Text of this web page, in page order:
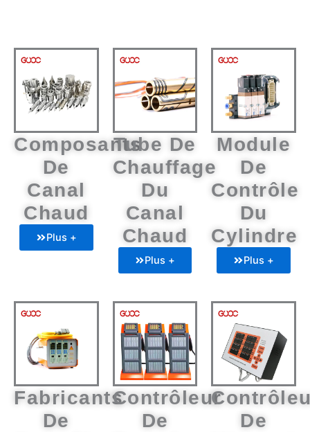
Composants
De
Canal
Chaud
Plus +
Tube De
Chauffage
Du
Canal
Chaud
Plus +
Module
De
Contrôle
Du
Cylindre
Plus +
Fabricants
De
Contrôleur
De
De